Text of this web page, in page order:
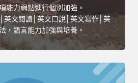
能力弱點進行個別加強。
英文閱讀│英文口說│英文寫作│英
，語言能力加強與培養。